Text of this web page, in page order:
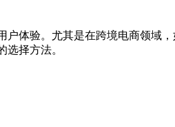
体验。尤其是在跨境电商领域，
择方法。